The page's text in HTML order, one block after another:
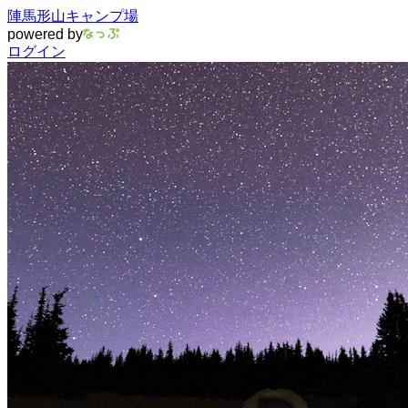
陣馬形山キャンプ場
powered by
ログイン